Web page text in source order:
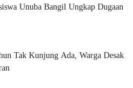
Unuba Bangil Ungkap Dugaan
Tak Kunjung Ada, Warga Desak